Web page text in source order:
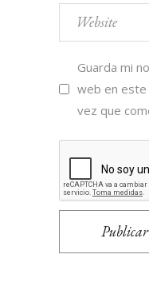
Guarda mi
web en este
vez que